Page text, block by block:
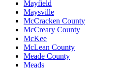
Mayfield
Maysville
McCracken County
McCreary County
McKee
McLean County
Meade County
Meads